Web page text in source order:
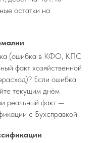
остатки на
(ошибка в КФО, КПС
факт хозяйственной
Если ошибка
текущим днём
реальный факт —
с Бухсправкой.